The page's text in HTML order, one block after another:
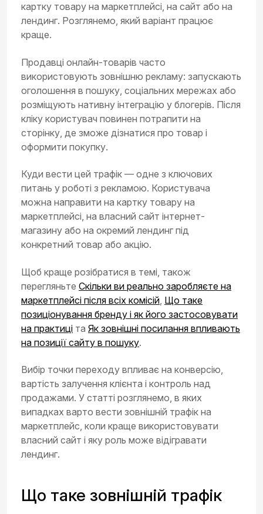
картку товару на маркетплейсі, на сайт або на
лендинг. Розглянемо, який варіант працює
краще.
Продавці онлайн-товарів часто
використовують зовнішню рекламу: запускають
оголошення в пошуку, соціальних мережах або
розміщують нативну інтеграцію у блогерів. Після
кліку користувач повинен потрапити на
сторінку, де зможе дізнатися про товар і
оформити покупку.
Куди вести цей трафік — одне з ключових
питань у роботі з рекламою. Користувача
можна направити на картку товару на
маркетплейсі, на власний сайт інтернет-
магазину або на окремий лендинг під
конкретний товар або акцію.
Щоб краще розібратися в темі, також
перегляньте Скільки ви реально заробляєте на
маркетплейсі після всіх комісій Що таке
позиціонування бренду і як його застосовувати
на практиці та Як зовнішні посилання впливають
на позиції сайту в пошуку.
Вибір точки переходу впливає на конверсію,
вартість залучення клієнта і контроль над
продажами. У статті розглянемо, в яких
випадках варто вести зовнішній трафік на
маркетплейс, коли краще використовувати
власний сайт і яку роль може відігравати
лендинг.
Що таке зовнішній трафік